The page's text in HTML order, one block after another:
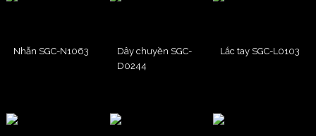
Nhẫn SGC-N1063
Dây chuyền SGC-
D0244
Lắc tay SGC-L0103